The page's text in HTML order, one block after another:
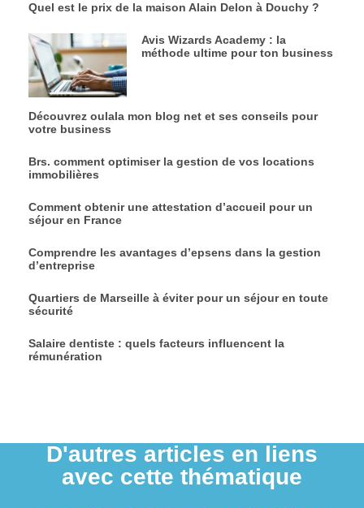
Quel est le prix de la maison Alain Delon à Douchy ?
Avis Wizards Academy : la
méthode ultime pour ton business
Découvrez oulala mon blog net et ses conseils pour
votre business
Brs. comment optimiser la gestion de vos locations
immobilières
Comment obtenir une attestation d’accueil pour un
séjour en France
Comprendre les avantages d’epsens dans la gestion
d’entreprise
Quartiers de Marseille à éviter pour un séjour en toute
sécurité
Salaire dentiste : quels facteurs influencent la
rémunération
D'autres articles en liens
avec cette thématique